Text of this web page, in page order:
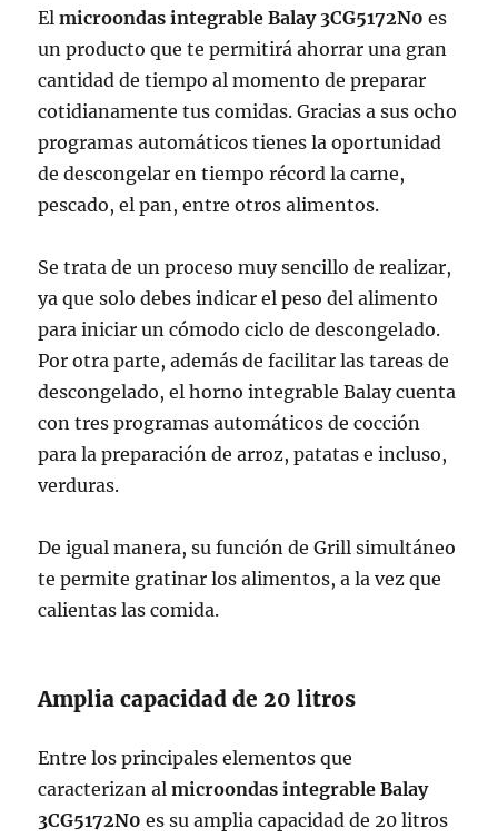
Elmicroondas integrable Balay 3CG5172N0es
un producto que te permitirá ahorrar una gran
cantidad de tiempo al momento de preparar
cotidianamente tus comidas. Gracias a sus ocho
programas automáticos tienes la oportunidad
de descongelar en tiempo récord la carne,
pescado, el pan, entre otros alimentos.
Se trata de un proceso muy sencillo de realizar,
ya que solo debes indicar el peso del alimento
para iniciar un cómodo ciclo de descongelado.
Por otra parte, además de facilitar las tareas de
descongelado, el horno integrable Balay cuenta
con tres programas automáticos de cocción
para la preparación de arroz, patatas e incluso,
verduras.
De igual manera, su función de Grill simultáneo
te permite gratinar los alimentos, a la vez que
calientas las comida.
Amplia capacidad de 20 litros
Entre los principales elementos que
caracterizan almicroondas integrable Balay
3CG5172N0 es su amplia capacidad de 20 litros